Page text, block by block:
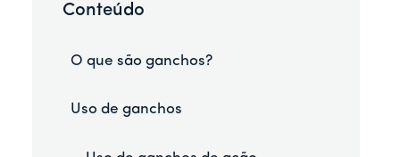
Conteúdo
O que são ganchos?
Uso de ganchos